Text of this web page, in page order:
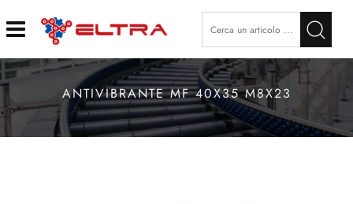
Open
ANTIVIBRANTE MF 40X35 M8X23